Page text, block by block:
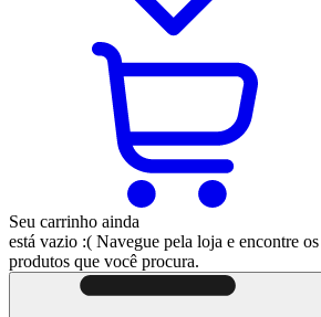
Seu carrinho ainda
está vazio :( Navegue pela loja e encontre os
produtos que você procura.